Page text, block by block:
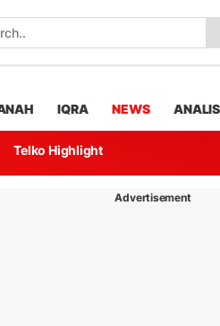
IQRA NEWS
Telko Highlight
Advertisement